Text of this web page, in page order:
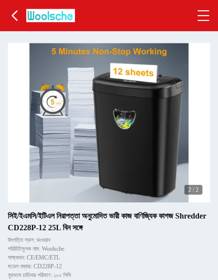
2 / 2
সিই/ইএমসি/ইটিএল নিরাপত্তা অনুমোদিত ভারী কাজ বাণিজ্যিক কাগজ Shredder
CD228P-12 25L বিন সঙ্গে
উৎপত্তি স্থল: ডংগুয়ান
পরিচিতিমুলক নাম: Woolsche
সাক্ষ্যদান: CE/EMC/ETL
মডেল নম্বার: CD228P-12
ন্যূনতম চাহিদার পরিমাণ: ১০০ পিসি